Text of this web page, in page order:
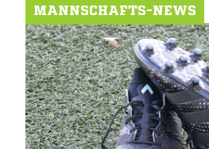
MANNSCHAFTS-NEWS